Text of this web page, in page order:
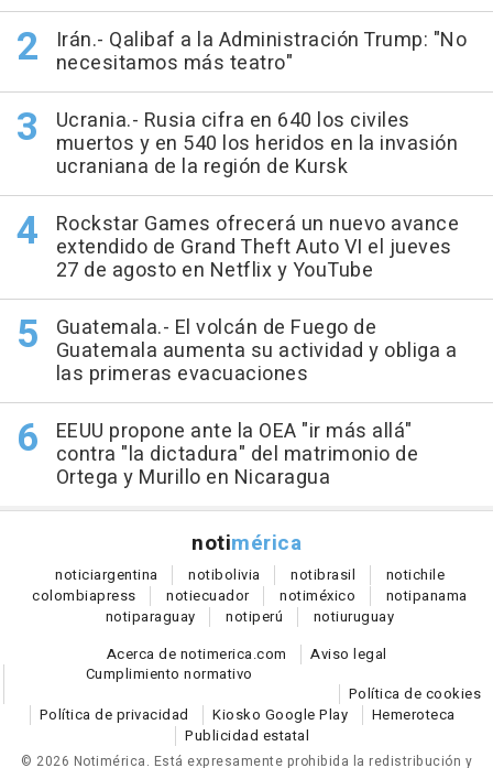
Irán.- Qalibaf a la Administración Trump: "No
necesitamos más teatro"
Ucrania.- Rusia cifra en 640 los civiles
muertos y en 540 los heridos en la invasión
ucraniana de la región de Kursk
Rockstar Games ofrecerá un nuevo avance
extendido de Grand Theft Auto VI el jueves
27 de agosto en Netflix y YouTube
Guatemala.- El volcán de Fuego de
Guatemala aumenta su actividad y obliga a
las primeras evacuaciones
EEUU propone ante la OEA "ir más allá"
contra "la dictadura" del matrimonio de
Ortega y Murillo en Nicaragua
notimérica
noticiargentina notibolivia notibrasil notichile
colombiapress notiecuador notiméxico notipanama
notiparaguay notiperú notiuruguay
Acerca de notimerica.com
Aviso legal
Cumplimiento normativo
Política de cookies
Política de privacidad
Kiosko Google Play
Hemeroteca
Publicidad estatal
© 2026 Notimérica. Está expresamente prohibida la redistribución y